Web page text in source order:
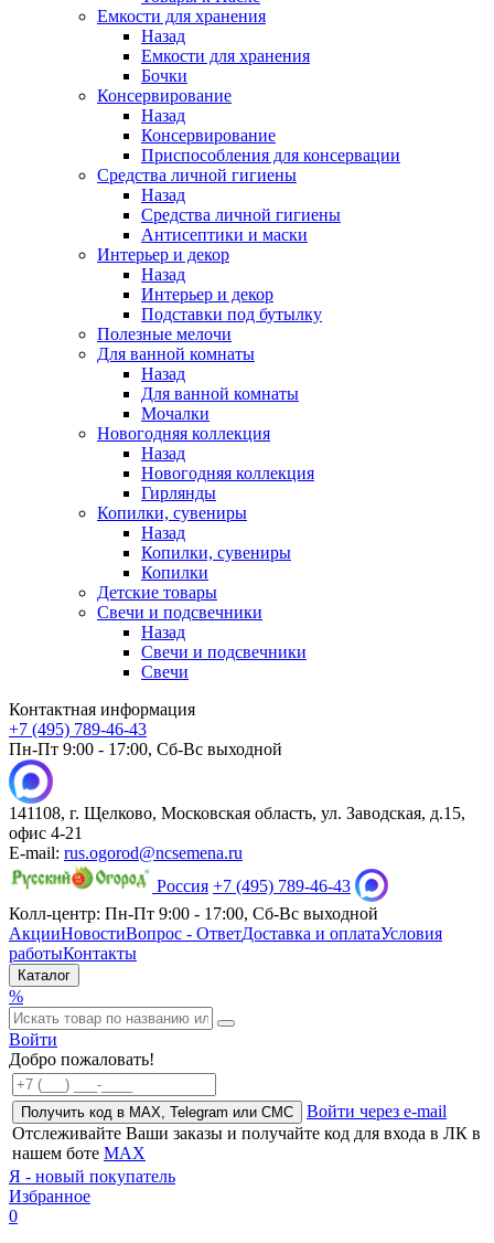
Емкости для хранения
Назад
Емкости для хранения
Бочки
Консервирование
Назад
Консервирование
Приспособления для консервации
Средства личной гигиены
Назад
Средства личной гигиены
Антисептики и маски
Интерьер и декор
Назад
Интерьер и декор
Подставки под бутылку
Полезные мелочи
Для ванной комнаты
Назад
Для ванной комнаты
Мочалки
Новогодняя коллекция
Назад
Новогодняя коллекция
Гирлянды
Копилки, сувениры
Назад
Копилки, сувениры
Копилки
Детские товары
Свечи и подсвечники
Назад
Свечи и подсвечники
Свечи
Контактная информация
+7 (495) 789-46-43
Пн-Пт 9:00 - 17:00, Сб-Вс выходной
141108, г. Щелково, Московская область, ул. Заводская, д.15,
офис 4-21
E-mail: rus.ogorod@ncsemena.ru
Россия +7 (495) 789-46-43
Колл-центр: Пн-Пт 9:00 - 17:00, Сб-Вс выходной
АкцииНовостиВопрос - ОтветДоставка и оплатаУсловия
работыКонтакты
Каталог
%
Войти
Добро пожаловать!
Получить код в MAX, Telegram или СМС
Войти через e-mail
Отслеживайте Ваши заказы и получайте код для входа в ЛК в
нашем боте MAX
Я - новый покупатель
Избранное
0